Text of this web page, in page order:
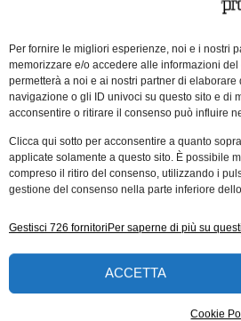
Per fornire le migliori esperienze, noi e i nostri
memorizzare e/o accedere alle informazioni
permetterà a noi e ai nostri partner di
navigazione o gli ID univoci su questo sito e di
acconsentire o ritirare il consenso può influire
Clicca qui sotto per acconsentire a quanto
applicate solamente a questo sito. È possibile
compreso il ritiro del consenso, utilizzando i
gestione del consenso nella parte inferiore
Gestisci 726 fornitoriPer saperne di più su
ACCETTA
Cookie